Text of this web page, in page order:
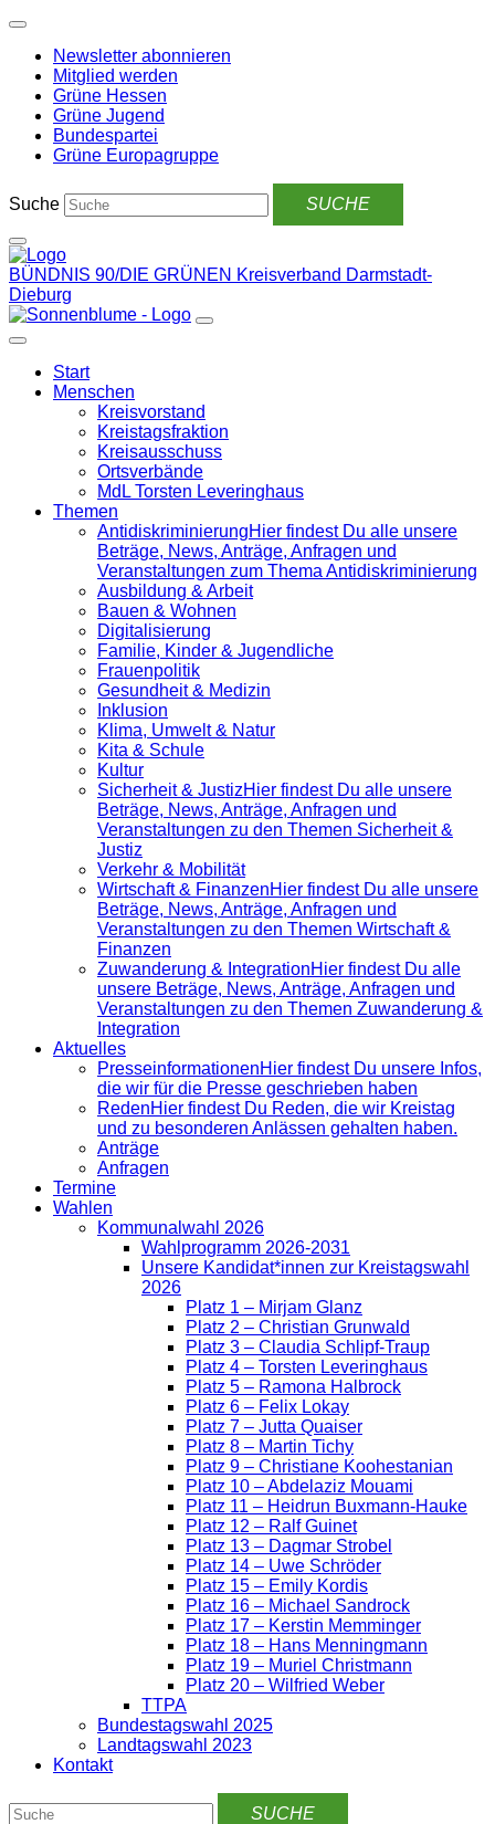
Weiter
Inhalt
Newsletter abonnieren
Mitglied werden
Grüne Hessen
Grüne Jugend
Bundespartei
Grüne Europagruppe
Suche
BÜNDNIS 90/DIE GRÜNEN Kreisverband Darmstadt-
Dieburg
Start
Menschen
Kreisvorstand
Kreistagsfraktion
Kreisausschuss
Ortsverbände
MdL Torsten Leveringhaus
Themen
Antidiskrimi­nierungHier findest Du alle unsere
Beträge, News, Anträge, Anfragen und
Veranstaltungen zum Thema Antidiskriminierung
Ausbildung & Arbeit
Bauen & Wohnen
Digitalisierung
Familie, Kinder & Jugendliche
Frauenpolitik
Gesundheit & Medizin
Inklusion
Klima, Umwelt & Natur
Kita & Schule
Kultur
Sicherheit & JustizHier findest Du alle unsere
Beträge, News, Anträge, Anfragen und
Veranstaltungen zu den Themen Sicherheit &
Justiz
Verkehr & Mobilität
Wirtschaft & FinanzenHier findest Du alle unsere
Beträge, News, Anträge, Anfragen und
Veranstaltungen zu den Themen Wirtschaft &
Finanzen
Zuwanderung & IntegrationHier findest Du alle
unsere Beträge, News, Anträge, Anfragen und
Veranstaltungen zu den Themen Zuwanderung &
Integration
Aktuelles
Presse­informationenHier findest Du unsere Infos,
die wir für die Presse geschrieben haben
RedenHier findest Du Reden, die wir Kreistag
und zu besonderen Anlässen gehalten haben.
Anträge
Anfragen
Termine
Wahlen
Kommunalwahl 2026
Wahlprogramm 2026-2031
Unsere Kandidat*innen zur Kreistagswahl
2026
Platz 1 – Mirjam Glanz
Platz 2 – Christian Grunwald
Platz 3 – Claudia Schlipf-Traup
Platz 4 – Torsten Leveringhaus
Platz 5 – Ramona Halbrock
Platz 6 – Felix Lokay
Platz 7 – Jutta Quaiser
Platz 8 – Martin Tichy
Platz 9 – Christiane Koohestanian
Platz 10 – Abdelaziz Mouami
Platz 11 – Heidrun Buxmann-Hauke
Platz 12 – Ralf Guinet
Platz 13 – Dagmar Strobel
Platz 14 – Uwe Schröder
Platz 15 – Emily Kordis
Platz 16 – Michael Sandrock
Platz 17 – Kerstin Memminger
Platz 18 – Hans Menningmann
Platz 19 – Muriel Christmann
Platz 20 – Wilfried Weber
TTPA
Bundestagswahl 2025
Landtagswahl 2023
Kontakt